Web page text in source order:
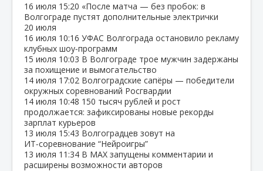
16 июля 15:20 «После матча — без пробок: в
Волгограде пустят дополнительные электрички
20 июля
16 июля 10:16 УФАС Волгограда остановило рекламу
клубных шоу‑программ
15 июля 10:03 В Волгограде трое мужчин задержаны
за похищение и вымогательство
14 июля 17:02 Волгоградские сапёры — победители
окружных соревнований Росгвардии
14 июля 10:48 150 тысяч рублей и рост
продолжается: зафиксированы новые рекорды
зарплат курьеров
13 июля 15:43 Волгоградцев зовут на
ИТ‑соревнование “Нейроигры”
13 июля 11:34 В МАХ запущены комментарии и
расширены возможности авторов